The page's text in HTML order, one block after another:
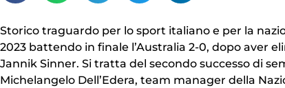
Storico traguardo per lo sport italiano e per la
2023 battendo in finale l’Australia 2-0, dopo aver
Jannik Sinner. Si tratta del secondo successo di
Michelangelo Dell’Edera, team manager della